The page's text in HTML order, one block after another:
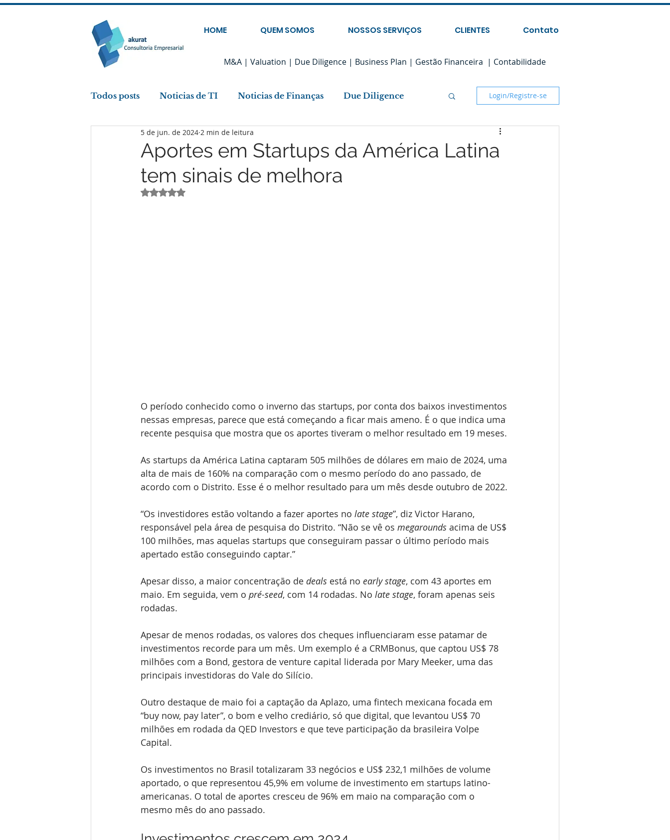
HOME QUEM SOMOS NOSSOS SERVIÇOS CLIENTES Contato
M&A | Valuation | Due Diligence | Business Plan | Gestão Financeira | Contabilidade
Todos posts Noticias de TI Noticias de Finanças Due Diligence
Fusões e Aquisições
Gestão Financeira Carga Tributária Startups
Login/Registre-se
Aportes em Startups da América Latina
tem sinais de melhora
5 de jun. de 2024 2 min de leitura
Avaliado com NaN de 5 estrelas.
O período conhecido como o inverno das startups, por conta dos baixos investimentos
nessas empresas, parece que está começando a ficar mais ameno. É o que indica uma
recente pesquisa que mostra que os aportes tiveram o melhor resultado em 19 meses.
As startups da América Latina captaram 505 milhões de dólares em maio de 2024, uma
alta de mais de 160% na comparação com o mesmo período do ano passado, de
acordo com o Distrito. Esse é o melhor resultado para um mês desde outubro de 2022.
“Os investidores estão voltando a fazer aportes no late stage”, diz Victor Harano,
responsável pela área de pesquisa do Distrito. “Não se vê os megarounds acima de US$
100 milhões, mas aquelas startups que conseguiram passar o último período mais
apertado estão conseguindo captar.”
Apesar disso, a maior concentração de deals está no early stage, com 43 aportes em
maio. Em seguida, vem o pré-seed, com 14 rodadas. No late stage, foram apenas seis
rodadas.
Apesar de menos rodadas, os valores dos cheques influenciaram esse patamar de
investimentos recorde para um mês. Um exemplo é a CRMBonus, que captou US$ 78
milhões com a Bond, gestora de venture capital liderada por Mary Meeker, uma das
principais investidoras do Vale do Silício.
Outro destaque de maio foi a captação da Aplazo, uma fintech mexicana focada em
“buy now, pay later”, o bom e velho crediário, só que digital, que levantou US$ 70
milhões em rodada da QED Investors e que teve participação da brasileira Volpe
Capital.
Os investimentos no Brasil totalizaram 33 negócios e US$ 232,1 milhões de volume
aportado, o que representou 45,9% em volume de investimento em startups latino-
americanas. O total de aportes cresceu de 96% em maio na comparação com o
mesmo mês do ano passado.